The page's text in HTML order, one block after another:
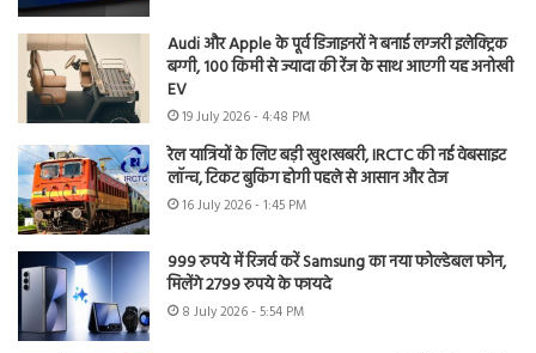
Audi और Apple के पूर्व डिजाइनरों ने बनाई लग्जरी इलेक्ट्रिक
बग्गी, 100 किमी से ज्यादा की रेंज के साथ आएगी यह अनोखी
EV
19 July 2026 - 4:48 PM
रेल यात्रियों के लिए बड़ी खुशखबरी, IRCTC की नई वेबसाइट
लॉन्च, टिकट बुकिंग होगी पहले से आसान और तेज
16 July 2026 - 1:45 PM
999 रुपये में रिजर्व करें Samsung का नया फोल्डेबल फोन,
मिलेंगे 2799 रुपये के फायदे
8 July 2026 - 5:54 PM